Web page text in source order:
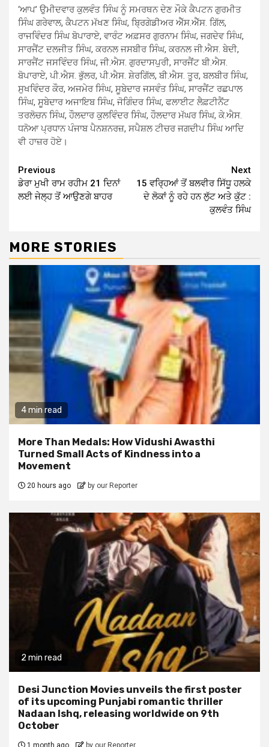
‘ਆਪ’ ਉਮੀਦਵਾਰ ਕੁਲਵੰਤ ਸਿੰਘ ਨੂੰ ਸਮਰਥਨ ਦੇਣ ਮੌਕੇ ਕੈਪਟਨ ਗੁਰਮੀਤ
ਸਿੰਘ ਗਰੇਵਾਲ, ਕੈਪਟਨ ਮੱਖਣ ਸਿੰਘ, ਬ੍ਰਿਗੇਡੀਅਰ ਐੱਸ.ਐੱਸ. ਗਿੱਲ,
ਰਾਜਵਿੰਦਰ ਸਿੰਘ ਬੋਪਾਰਾਏ, ਵਾਰੰਟ ਅਫ਼ਸਰ ਗੁਰਨਾਮ ਸਿੰਘ, ਜਗਦੇਵ ਸਿੰਘ,
ਸਾਰਜੈਂਟ ਦਲਜੀਤ ਸਿੰਘ, ਕਰਨਲ ਜਸਬੀਰ ਸਿੰਘ, ਕਰਨਲ ਜੀ.ਐਸ. ਬੇਦੀ,
ਸਾਰਜੈਂਟ ਜਸਵਿੰਦਰ ਸਿੰਘ, ਜੀ.ਐਸ. ਗੁਰਦਾਸਪੁਰੀ, ਸਾਰਜੈਂਟ ਬੀ.ਐਸ.
ਬੋਪਾਰਾਏ, ਪੀ.ਐਸ. ਭੁੱਲਰ, ਪੀ.ਐਸ. ਸ਼ੇਰਗਿੱਲ, ਬੀ.ਐਸ. ਤੂਰ, ਬਲਬੀਰ ਸਿੰਘ,
ਸੁਖਵਿੰਦਰ ਕੌਰ, ਅਜਮੇਰ ਸਿੰਘ, ਸੂਬੇਦਾਰ ਜਸਵੰਤ ਸਿੰਘ, ਸਾਰਜੈਂਟ ਰਛਪਾਲ
ਸਿੰਘ, ਸੂਬੇਦਾਰ ਅਜਾਇਬ ਸਿੰਘ, ਜੋਗਿੰਦਰ ਸਿੰਘ, ਫਲਾਈਟ ਲੈਫ਼ਟੀਨੈਂਟ
ਤਰਲੋਚਨ ਸਿੰਘ, ਹੌਲਦਾਰ ਕੁਲਵਿੰਦਰ ਸਿੰਘ, ਹੌਲਦਾਰ ਮੱਘਰ ਸਿੰਘ, ਕੇ.ਐਸ.
ਧਨੋਆ ਪ੍ਰਧਾਨ ਪੰਜਾਬ ਪੈਨਸ਼ਨਰਜ਼, ਸਪੈਸ਼ਲ ਟੀਚਰ ਜਗਦੀਪ ਸਿੰਘ ਆਦਿ
ਵੀ ਹਾਜ਼ਰ ਹੋਏ।
Continue
Reading
Previous
ਡੇਰਾ ਮੁਖੀ ਰਾਮ ਰਹੀਮ 21 ਦਿਨਾਂ
ਲਈ ਜੇਲ੍ਹ ਤੋਂ ਆਉਣਗੇ ਬਾਹਰ
Next
15 ਵਰ੍ਹਿਆਂ ਤੋਂ ਬਲਵੀਰ ਸਿੱਧੂ ਹਲਕੇ
ਦੇ ਲੋਕਾਂ ਨੂੰ ਰਹੇ ਹਨ ਲੁੱਟ ਅਤੇ ਕੁੱਟ :
ਕੁਲਵੰਤ ਸਿੰਘ
MORE STORIES
4 min read
More Than Medals: How Vidushi Awasthi
Turned Small Acts of Kindness into a
Movement
20 hours ago by our Reporter
2 min read
Desi Junction Movies unveils the first poster
of its upcoming Punjabi romantic thriller
Nadaan Ishq, releasing worldwide on 9th
October